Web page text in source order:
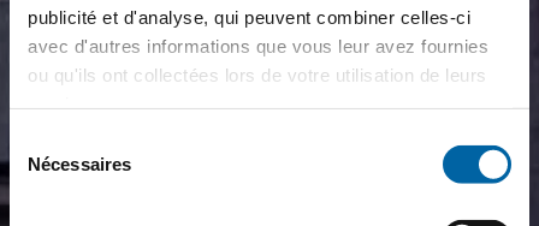
publicité et d'analyse, qui peuvent combiner celles-ci
avec d'autres informations que vous leur avez fournies
ou qu'ils ont collectées lors de votre utilisation de leurs
du Nécessaires